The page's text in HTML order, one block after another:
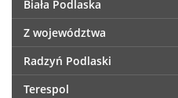
Biała Podlaska
Z województwa
Radzyń Podlaski
Terespol